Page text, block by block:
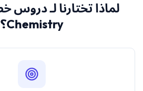
لماذا تختارنا لـ
Chemistry؟